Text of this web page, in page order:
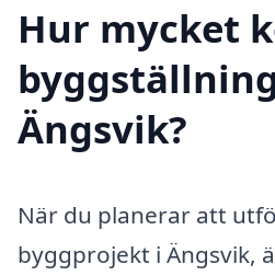
Hur mycket
Ängsvik?
När du planerar att
byggprojekt i Ängsvik,